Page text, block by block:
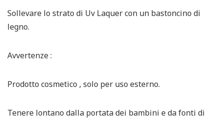
Sollevare lo strato di Uv Laquer con un bastoncino di
legno.
Avvertenze :
Prodotto cosmetico , solo per uso esterno.
Tenere lontano dalla portata dei bambini e da fonti di